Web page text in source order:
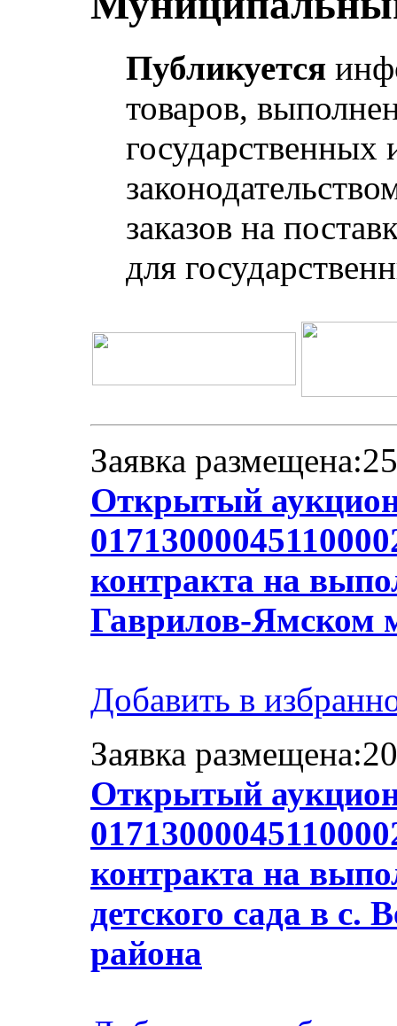
Публикуется
товаров,
заказов на
для
Заявка
Открытый
контракта на
Гаврилов-Ямском
Добавить в
Заявка
Открытый
контракта на
детского сада в с.
района